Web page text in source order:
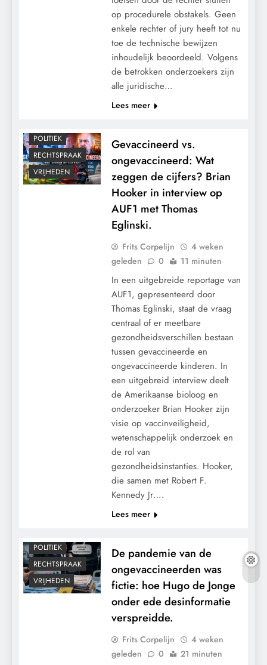
op procedurele obstakels. Geen
enkele rechter of jury heeft tot nu
toe de technische bewijzen
inhoudelijk beoordeeld. Volgens
de betrokken onderzoekers zijn
alle juridische…
Lees meer
POLITIEK
RECHTSPRAAK
VRIJHEDEN
Gevaccineerd vs.
ongevaccineerd: Wat
zeggen de cijfers? Brian
Hooker in interview op
AUF1 met Thomas
Eglinski.
Frits Corpelijn
4 weken
geleden
0 11 minuten
In een uitgebreide reportage van
AUF1, gepresenteerd door
Thomas Eglinski, staat de vraag
centraal of er meetbare
gezondheidsverschillen bestaan
tussen gevaccineerde en
ongevaccineerde kinderen. In
een uitgebreid interview deelt
de Amerikaanse bioloog en
onderzoeker Brian Hooker zijn
visie op vaccinveiligheid,
wetenschappelijk onderzoek en
de rol van
gezondheidsinstanties. Hooker,
die samen met Robert F.
Kennedy Jr….
Lees meer
POLITIEK
RECHTSPRAAK
VRIJHEDEN
De pandemie van de
ongevaccineerden was
fictie: hoe Hugo de Jonge
onder ede desinformatie
verspreidde.
Frits Corpelijn
4 weken
geleden
0 21 minuten